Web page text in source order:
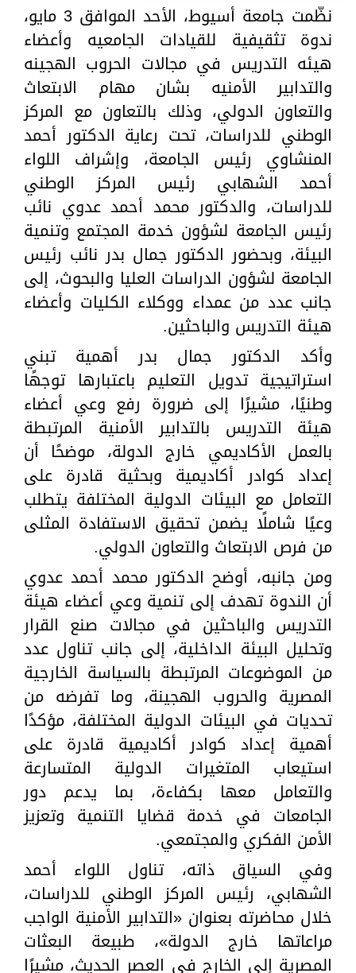
نظّمت جامعة أسيوط، الأحد الموافق 3 مايو،
ندوة تثقيفية للقيادات الجامعيه وأعضاء
هيئه التدريس في مجالات الحروب الهجينه
والتدابير الأمنيه بشان مهام الابتعاث
والتعاون الدولي، وذلك بالتعاون مع المركز
الوطني للدراسات، تحت رعاية الدكتور أحمد
المنشاوي رئيس الجامعة، وإشراف اللواء
أحمد الشهابي رئيس المركز الوطني
للدراسات، والدكتور محمد أحمد عدوي نائب
رئيس الجامعة لشؤون خدمة المجتمع وتنمية
البيئة، وبحضور الدكتور جمال بدر نائب رئيس
الجامعة لشؤون الدراسات العليا والبحوث، إلى
جانب عدد من عمداء ووكلاء الكليات وأعضاء
هيئة التدريس والباحثين.
وأكد الدكتور جمال بدر أهمية تبني
استراتيجية تدويل التعليم باعتبارها توجهًا
وطنيًا، مشيرًا إلى ضرورة رفع وعي أعضاء
هيئة التدريس بالتدابير الأمنية المرتبطة
بالعمل الأكاديمي خارج الدولة، موضحًا أن
إعداد كوادر أكاديمية وبحثية قادرة على
التعامل مع البيئات الدولية المختلفة يتطلب
وعيًا شاملًا يضمن تحقيق الاستفادة المثلى
من فرص الابتعاث والتعاون الدولي.
ومن جانبه، أوضح الدكتور محمد أحمد عدوي
أن الندوة تهدف إلى تنمية وعي أعضاء هيئة
التدريس والباحثين في مجالات صنع القرار
وتحليل البيئة الداخلية، إلى جانب تناول عدد
من الموضوعات المرتبطة بالسياسة الخارجية
المصرية والحروب الهجينة، وما تفرضه من
تحديات في البيئات الدولية المختلفة، مؤكدًا
أهمية إعداد كوادر أكاديمية قادرة على
استيعاب المتغيرات الدولية المتسارعة
والتعامل معها بكفاءة، بما يدعم دور
الجامعات في خدمة قضايا التنمية وتعزيز
الأمن الفكري والمجتمعي.
وفي السياق ذاته، تناول اللواء أحمد
الشهابي، رئيس المركز الوطني للدراسات،
خلال محاضرته بعنوان «التدابير الأمنية الواجب
مراعاتها خارج الدولة»، طبيعة البعثات
المصرية إلى الخارج في العصر الحديث، مشيرًا